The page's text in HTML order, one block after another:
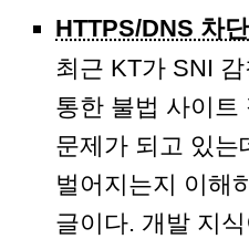
HTTPS/DNS 차
최근 KT가 SNI
통한 불법 사이트
문제가 되고 있는
벌어지는지 이해
글이다. 개발 지